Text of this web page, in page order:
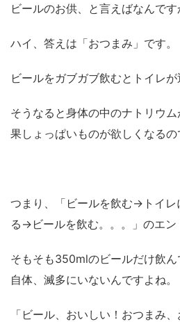
ビールのお供、と言えばなんです
ハイ、答えは「おつまみ」です。
ビールをガブガブ飲むとトイレが
そうなると身体の中のナトリウ
果しょっぱいものが欲しくなるの
つまり、「ビールを飲む→トイ
る→ビールを飲む。。。」のエン
そもそも350mlのビールだけ飲ん
自体、滅多にいないんですよね。
「ビール、おいしい！おつまみ